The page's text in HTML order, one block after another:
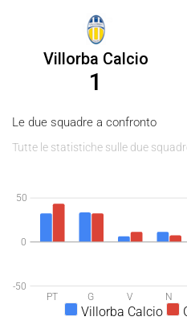
Villorba Calcio
1
Le due squadre a confronto
Tutte le statistiche sulle due
PT G V N
-50
0
50
Villorba Calcio